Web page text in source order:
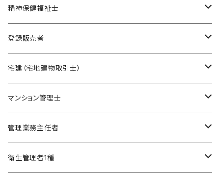
暗記カード
基礎編
実力編
フルセット
ポイント集
暗記カード
ケアマネージャー
介護福祉士
社会福祉士
オリジナル教材
フルセット
オリジナル教材
模擬試験
フルセット
精神保健福祉士
オリジナル教材
模擬試験
フルセット
登録販売者
オリジナル教材
模擬試験
フルセット
宅建（宅地建物取引士）
オリジナル教材
模擬試験
フルセット
マンション管理士
オリジナル教材
模擬試験
管理業務主任者
オリジナル教材
衛生管理者1種